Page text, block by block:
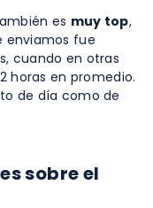
es muy top,
enviamos fue
cuando en otras
horas en promedio.
de día como de
sobre el